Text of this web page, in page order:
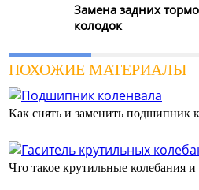
Замена задних
колодок
ПОХОЖИЕ МАТЕРИАЛЫ
Как снять и заменить подшипник
Что такое крутильные колебания и